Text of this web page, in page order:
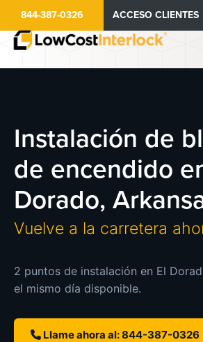
contenido
844-387-0326 ACCESO CLIENTES
Instalación de
de encendido
Dorado,
Vuelve a la carretera
2 puntos de instalación en El
el mismo día disponible.
Llame ahora al: 844-387-0326